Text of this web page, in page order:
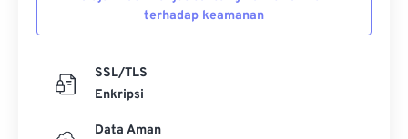
terhadap keamanan
SSL/TLS
Enkripsi
Data Aman